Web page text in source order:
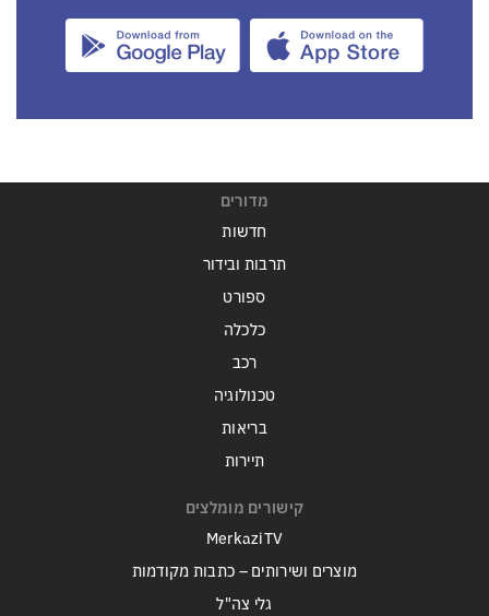
מדורים
חדשות
תרבות ובידור
ספורט
כלכלה
רכב
טכנולוגיה
בריאות
תיירות
קישורים מומלצים
MerkaziTV
מוצרים ושירותים – כתבות מקודמות
גלי צה"ל